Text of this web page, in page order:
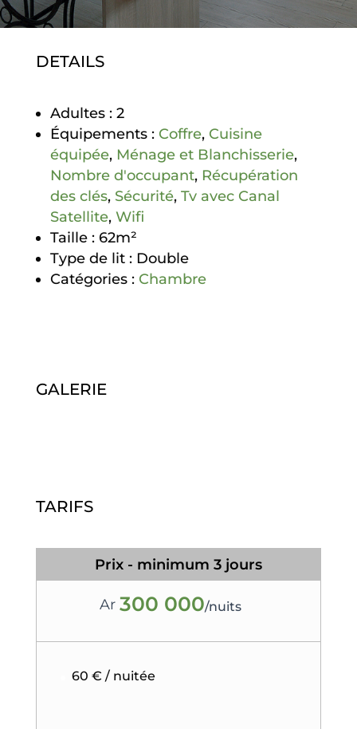
DETAILS
Adultes :2
Équipements : Coffre, Cuisine
équipée, Ménage et Blanchisserie,
Nombre d'occupant, Récupération
des clés, Sécurité, Tv avec Canal
Satellite, Wifi
Taille :62m²
Type de lit :Double
Catégories : Chambre
GALERIE
TARIFS
Prix - minimum 3 jours
Ar 300 000/nuits
60 € / nuitée